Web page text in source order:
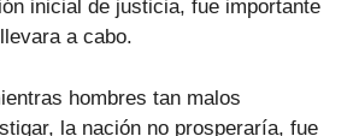
inicial de justicia, fue importante
a cabo.
hombres tan malos
la nación no prosperaría, fue